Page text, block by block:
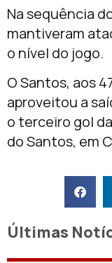
Na sequência
mantiveram
o nível do jogo.
O Santos, aos
aproveitou a
o terceiro gol
do Santos, em
Últimas